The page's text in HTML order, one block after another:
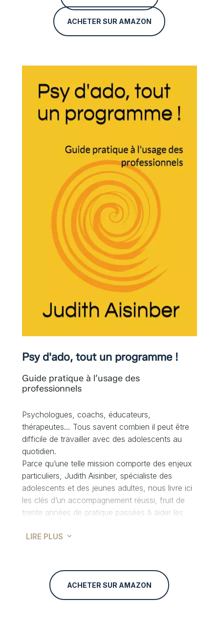
ACHETER SUR AMAZON
Psy d'ado, tout un programme !
Guide pratique à l’usage des
professionnels
Psychologues, coachs, éducateurs,
thérapeutes… Tous savent combien il peut être
difficile de travailler avec des adolescents au
quotidien.
Parce qu’une telle mission comporte des enjeux
particuliers, Judith Aisinber, spécialiste des
adolescents et des jeunes adultes, nous livre ici
les clés d’un accompagnement réussi, fruit de
trente années de pratique passées à aider les
bénévole tout d’abord, puis en tant que
famille…) aux situations les plus difficiles (abus
sexuels, maltraitances, tentatives de suicide…),
elle aborde toutes les facettes de la vie
LIRE PLUS 3
ACHETER SUR AMAZON